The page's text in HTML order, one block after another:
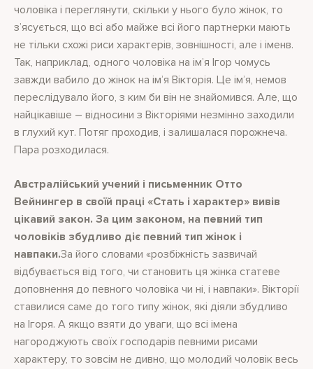
чоловіка і переглянути, скільки у нього було жінок, то
з’ясується, що всі або майже всі його партнерки мають
не тільки схожі риси характерів, зовнішності, але і іменв.
Так, наприклад, одного чоловіка на ім’я Ігор чомусь
завжди вабило до жінок на ім’я Вікторія. Це ім’я, немов
переслідувало його, з ким би він не знайомився. Але, що
найцікавіше – відносини з Вікторіями незмінно заходили
в глухий кут. Потяг проходив, і залишалася порожнеча.
Пара розходилася.
Австралійський учений і письменник Отто
Вейнингер в своїй праці «Стать і характер» вивів
цікавий закон. За цим законом, на певний тип
чоловіків збудливо діє певний тип жінок і
навпаки.За його словами «розбіжність зазвичай
відбувається від того, чи становить ця жінка статеве
доповнення до певного чоловіка чи ні, і навпаки». Вікторії
ставилися саме до того типу жінок, які діяли збудливо
на Ігоря. А якщо взяти до уваги, що всі імена
нагороджують своїх господарів певними рисами
характеру, то зовсім не дивно, що молодий чоловік весь